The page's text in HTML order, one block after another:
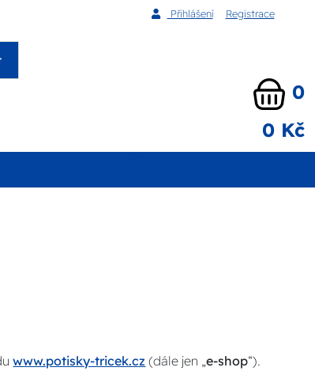
Přihlášení Registrace
0
0 Kč
www.potisky-tricek.cz (dále jen „e-shop“).